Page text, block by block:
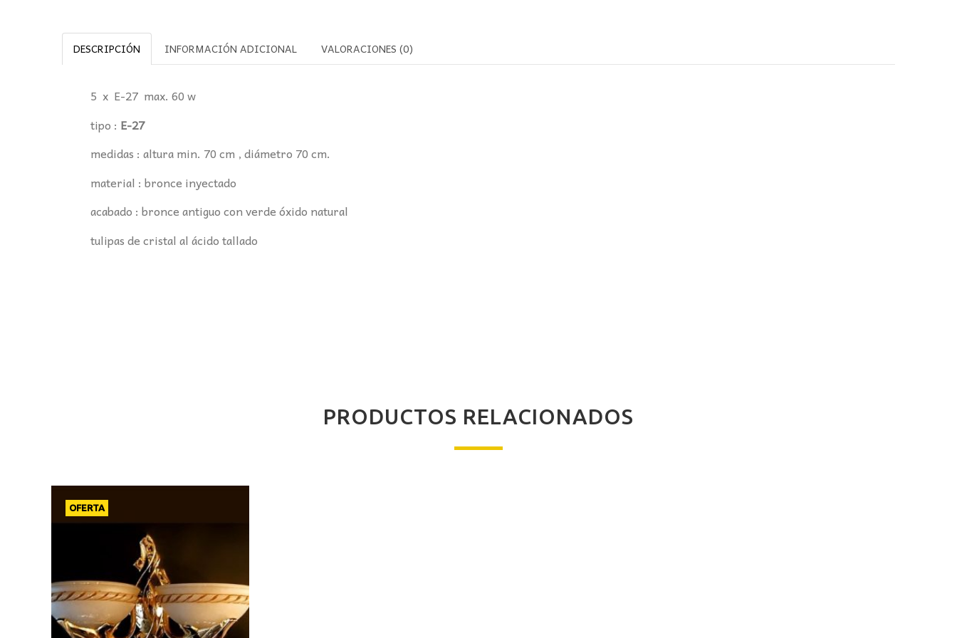
DESCRIPCIÓN INFORMACIÓN ADICIONAL VALORACIONES (0)
5 x E-27 max. 60 w
tipo : E-27
medidas : altura min. 70 cm , diámetro 70 cm.
material : bronce inyectado
acabado : bronce antiguo con verde óxido natural
tulipas de cristal al ácido tallado
PRODUCTOS RELACIONADOS
OFERTA